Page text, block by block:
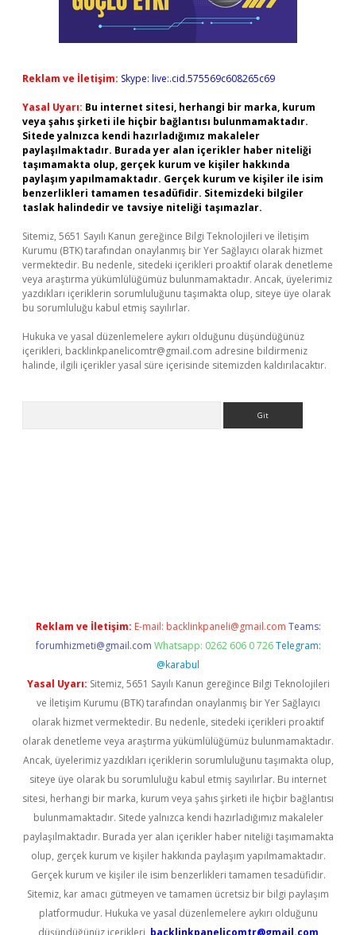
Reklam ve İletişim: Skype: live:.cid.575569c608265c69
Yasal Uyarı: Bu internet sitesi, herhangi bir marka, kurum
veya şahıs şirketi ile hiçbir bağlantısı bulunmamaktadır.
Sitede yalnızca kendi hazırladığımız makaleler
paylaşılmaktadır. Burada yer alan içerikler haber niteliği
taşımamakta olup, gerçek kurum ve kişiler hakkında
paylaşım yapılmamaktadır. Gerçek kurum ve kişiler ile isim
benzerlikleri tamamen tesadüfidir. Sitemizdeki bilgiler
taslak halindedir ve tavsiye niteliği taşımazlar.
Sitemiz, 5651 Sayılı Kanun gereğince Bilgi Teknolojileri ve İletişim
Kurumu (BTK) tarafından onaylanmış bir Yer Sağlayıcı olarak hizmet
vermektedir. Bu nedenle, sitedeki içerikleri proaktif olarak denetleme
veya araştırma yükümlülüğümüz bulunmamaktadır. Ancak, üyelerimiz
yazdıkları içeriklerin sorumluluğunu taşımakta olup, siteye üye olarak
bu sorumluluğu kabul etmiş sayılırlar.
Hukuka ve yasal düzenlemelere aykırı olduğunu düşündüğünüz
içerikleri, backlinkpanelicomtr@gmail.com adresine bildirmeniz
halinde, ilgili içerikler yasal süre içerisinde sitemizden kaldırılacaktır.
Reklam ve İletişim: E-mail: backlinkpaneli@gmail.com Teams:
forumhizmeti@gmail.com Whatsapp: 0262 606 0 726 Telegram:
@karabul
Yasal Uyarı: Sitemiz, 5651 Sayılı Kanun gereğince Bilgi Teknolojileri
ve İletişim Kurumu (BTK) tarafından onaylanmış bir Yer Sağlayıcı
olarak hizmet vermektedir. Bu nedenle, sitedeki içerikleri proaktif
olarak denetleme veya araştırma yükümlülüğümüz bulunmamaktadır.
Ancak, üyelerimiz yazdıkları içeriklerin sorumluluğunu taşımakta olup,
siteye üye olarak bu sorumluluğu kabul etmiş sayılırlar. Bu internet
sitesi, herhangi bir marka, kurum veya şahıs şirketi ile hiçbir bağlantısı
bulunmamaktadır. Sitede yalnızca kendi hazırladığımız makaleler
paylaşılmaktadır. Burada yer alan içerikler haber niteliği taşımamakta
olup, gerçek kurum ve kişiler hakkında paylaşım yapılmamaktadır.
Gerçek kurum ve kişiler ile isim benzerlikleri tamamen tesadüfidir.
Sitemiz, kar amacı gütmeyen ve tamamen ücretsiz bir bilgi paylaşım
platformudur. Hukuka ve yasal düzenlemelere aykırı olduğunu
düşündüğünüz içerikleri, backlinkpanelicomtr@gmail.com